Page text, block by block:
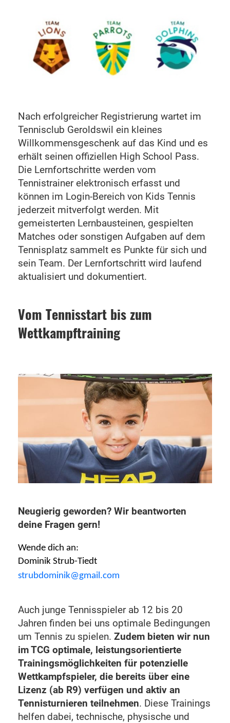
Nach erfolgreicher Registrierung wartet im
Tennisclub Geroldswil ein kleines
Willkommensgeschenk auf das Kind und es
erhält seinen offiziellen High School Pass.
Die Lernfortschritte werden vom
Tennistrainer elektronisch erfasst und
können im Login-Bereich von Kids Tennis
jederzeit mitverfolgt werden. Mit
gemeisterten Lernbausteinen, gespielten
Matches oder sonstigen Aufgaben auf dem
Tennisplatz sammelt es Punkte für sich und
sein Team. Der Lernfortschritt wird laufend
aktualisiert und dokumentiert.
Vom Tennisstart bis zum
Wettkampftraining
Neugierig geworden? Wir beantworten
deine Fragen gern!
Wende dich an:
Dominik Strub-Tiedt
strubdominik@gmail.com
Auch junge Tennisspieler ab 12 bis 20
Jahren finden bei uns optimale Bedingungen
um Tennis zu spielen. Zudem bieten wir nun
im TCG optimale, leistungsorientierte
Trainingsmöglichkeiten für potenzielle
Wettkampfspieler, die bereits über eine
Lizenz (ab R9) verfügen und aktiv an
Tennisturnieren teilnehmen. Diese Trainings
helfen dabei, technische, physische und